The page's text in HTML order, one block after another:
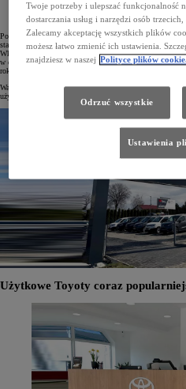
Po uruchomieniu salonu w Bielsku-Białej sieć Toyota
stacje Toyota Professional Wesoła w Warszawie, w
Wkrótce dołączyły do nich centra sprzedaży
w dzielnicy Bemowo. Do 2025 roku Toyota planuje
roku zostanie uruchomiona stacja w Rzeszowie.
Warto zaznaczyć, że wypracowane w salonach sieci
użytkowych zostały wprowadzone we wszystkich salonach
Użytkowe Toyoty coraz
Twoje potrzeby i ulepszać funkcjonalność
dostarczania usług i narzędzi osób
Zalecamy akceptację wszystkich plików
możesz łatwo zmienić ich ustawienia.
znajdziesz w naszej Polityce plików
Odrzuć wszystkie
Ustawienia